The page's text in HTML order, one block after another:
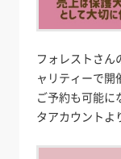
フォレストさん
ャリティーで開
ご予約も可能に
タアカウントよ